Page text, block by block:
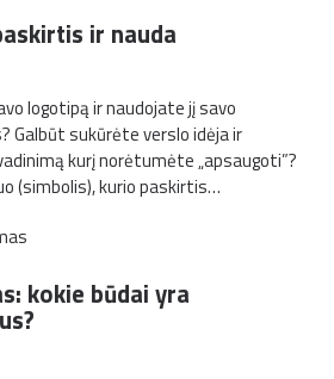
ir nauda
logotipą ir naudojate jį savo
Galbūt sukūrėte verslo idėja ir
kurį norėtumėte „apsaugoti”?
(simbolis), kurio paskirtis…
kokie būdai yra